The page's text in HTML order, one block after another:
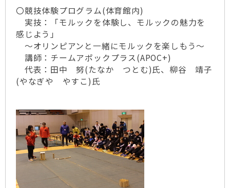
〇競技体験プログラム(体育館内)
実技：「モルックを体験し、モルックの魅力を
感じよう」
～オリンピアンと一緒にモルックを楽しもう～
講師：チームアポックプラス(APOC+)
代表：田中 努(たなか つとむ)氏、柳谷 靖子
(やなぎや やすこ)氏